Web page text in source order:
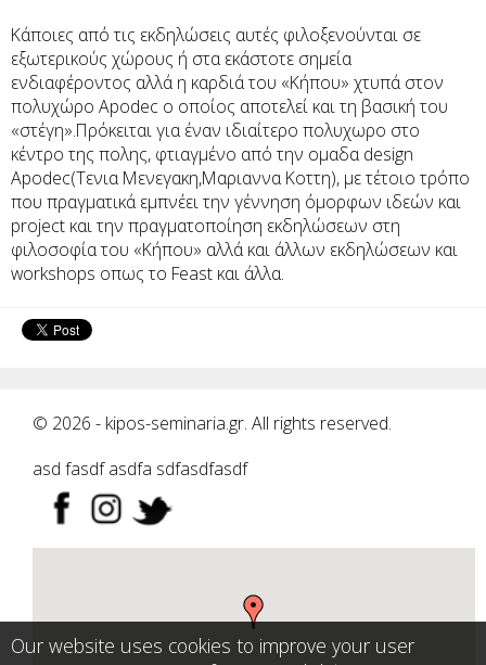
Κάποιες από τις εκδηλώσεις αυτές φιλοξενούνται σε
εξωτερικούς χώρους ή στα εκάστοτε σημεία
ενδιαφέροντος αλλά η καρδιά του «Κήπου» χτυπά στον
πολυχώρο Αpodec ο οποίος αποτελεί και τη βασική του
«στέγη».Πρόκειται για έναν ιδιαίτερο πολυχωρο στο
κέντρο της πολης, φτιαγμένο από την ομαδα design
Αpodec(Τενια Μενεγακη,Μαριαννα Κοττη), με τέτοιο τρόπο
που πραγματικά εμπνέει την γέννηση όμορφων ιδεών και
project και την πραγματοποίηση εκδηλώσεων στη
φιλοσοφία του «Κήπου» αλλά και άλλων εκδηλώσεων και
workshops οπως το Feast και άλλα.
© 2026 - kipos-seminaria.gr. All rights reserved.
asd fasdf asdfa sdfasdfasdf
Our website uses cookies to improve your user